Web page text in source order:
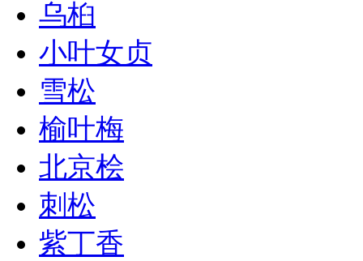
乌桕
小叶女贞
雪松
榆叶梅
北京桧
刺松
紫丁香